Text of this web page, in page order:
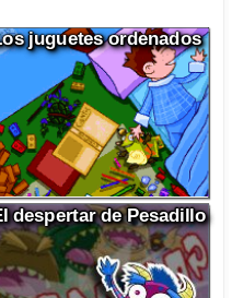
juguetes ordenados
despertar de Pesadillo